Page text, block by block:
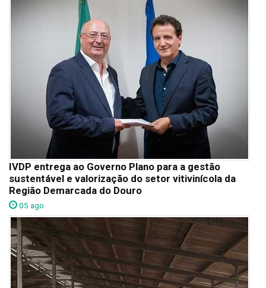
IVDP entrega ao Governo Plano para a gestão
sustentável e valorização do setor vitivinícola da
Região Demarcada do Douro
05 ago